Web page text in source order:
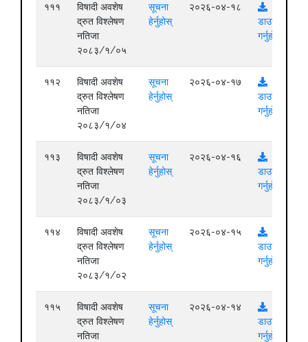
१११
विषादी अवशेष
द्रुत विश्लेषण
नतिजा
२०८३/१/०५
सूचना
हेर्नुहोस्
२०२६-०४-१८
डाउनलोड
गर्नुहोस्
११२
विषादी अवशेष
द्रुत विश्लेषण
नतिजा
२०८३/१/०४
सूचना
हेर्नुहोस्
२०२६-०४-१७
डाउनलोड
गर्नुहोस्
११३
विषादी अवशेष
द्रुत विश्लेषण
नतिजा
२०८३/१/०३
सूचना
हेर्नुहोस्
२०२६-०४-१६
डाउनलोड
गर्नुहोस्
११४
विषादी अवशेष
द्रुत विश्लेषण
नतिजा
२०८३/१/०२
सूचना
हेर्नुहोस्
२०२६-०४-१५
डाउनलोड
गर्नुहोस्
११५
विषादी अवशेष
द्रुत विश्लेषण
नतिजा
सूचना
हेर्नुहोस्
२०२६-०४-१४
डाउनलोड
गर्नुहोस्